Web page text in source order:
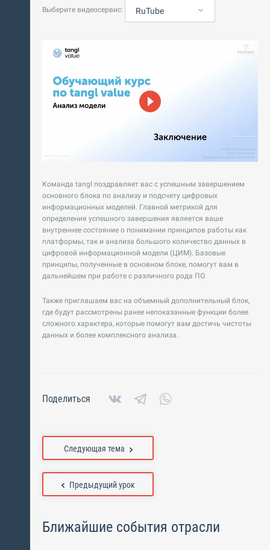
Выберите видеосервис: RuTube
Команда tangl поздравляет вас с успешным завершением
основного блока по анализу и подсчету цифровых
информационных моделей. Главной метрикой для
определения успешного завершения является ваше
внутреннее состояние о понимании принципов работы как
платформы, так и анализа большого количество данных в
цифровой информационной модели (ЦИМ). Базовые
принципы, полученные в основном блоке, помогут вам в
дальнейшем при работе с различного рода ПО.
Также приглашаем вас на объемный дополнительный блок,
где будут рассмотрены ранее непоказанные функции более
сложного характера, которые помогут вам достичь чистоты
данных и более комплексного анализа.
Поделиться
Предыдущий урок
Следующая тема
Ближайшие события отрасли